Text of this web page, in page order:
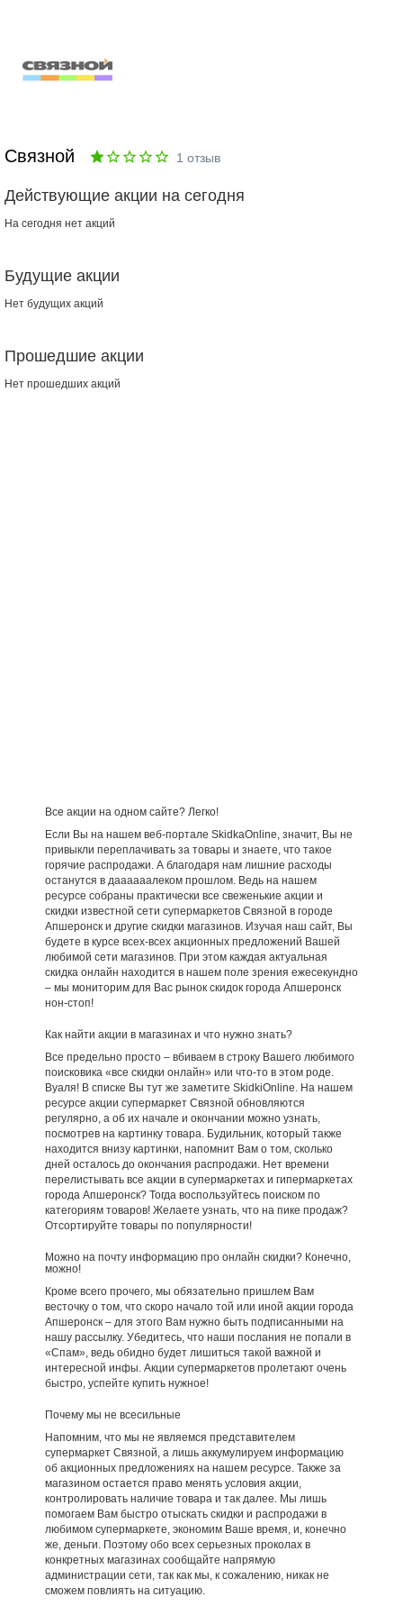
Связной 1 отзыв
Действующие акции на сегодня
На сегодня нет акций
Будущие акции
Нет будущих акций
Прошедшие акции
Нет прошедших акций
Все акции на одном сайте? Легко!
Если Вы на нашем веб-портале SkidkaOnline, значит, Вы не
привыкли переплачивать за товары и знаете, что такое
горячие распродажи. А благодаря нам лишние расходы
останутся в даааааалеком прошлом. Ведь на нашем
ресурсе собраны практически все свеженькие акции и
скидки известной сети супермаркетов Связной в городе
Апшеронск и другие скидки магазинов. Изучая наш сайт, Вы
будете в курсе всех-всех акционных предложений Вашей
любимой сети магазинов. При этом каждая актуальная
скидка онлайн находится в нашем поле зрения ежесекундно
– мы мониторим для Вас рынок скидок города Апшеронск
нон-стоп!
Как найти акции в магазинах и что нужно знать?
Все предельно просто – вбиваем в строку Вашего любимого
поисковика «все скидки онлайн» или что-то в этом роде.
Вуаля! В списке Вы тут же заметите SkidkiOnline. На нашем
ресурсе акции супермаркет Связной обновляются
регулярно, а об их начале и окончании можно узнать,
посмотрев на картинку товара. Будильник, который также
находится внизу картинки, напомнит Вам о том, сколько
дней осталось до окончания распродажи. Нет времени
перелистывать все акции в супермаркетах и гипермаркетах
города Апшеронск? Тогда воспользуйтесь поиском по
категориям товаров! Желаете узнать, что на пике продаж?
Отсортируйте товары по популярности!
Можно на почту информацию про онлайн скидки? Конечно,
можно!
Кроме всего прочего, мы обязательно пришлем Вам
весточку о том, что скоро начало той или иной акции города
Апшеронск – для этого Вам нужно быть подписанными на
нашу рассылку. Убедитесь, что наши послания не попали в
«Спам», ведь обидно будет лишиться такой важной и
интересной инфы. Акции супермаркетов пролетают очень
быстро, успейте купить нужное!
Почему мы не всесильные
Напомним, что мы не являемся представителем
супермаркет Связной, а лишь аккумулируем информацию
об акционных предложениях на нашем ресурсе. Также за
магазином остается право менять условия акции,
контролировать наличие товара и так далее. Мы лишь
помогаем Вам быстро отыскать скидки и распродажи в
любимом супермаркете, экономим Ваше время, и, конечно
же, деньги. Поэтому обо всех серьезных проколах в
конкретных магазинах сообщайте напрямую
администрации сети, так как мы, к сожалению, никак не
сможем повлиять на ситуацию.